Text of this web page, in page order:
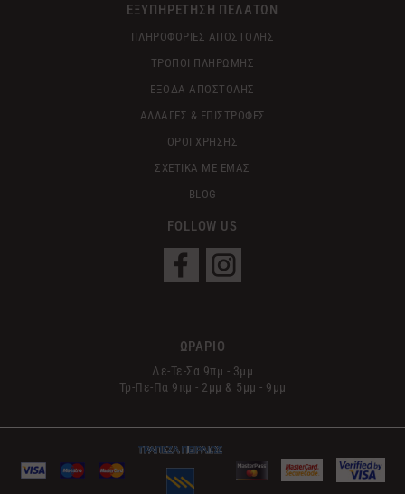
ΕΞΥΠΗΡΕΤΗΣΗ ΠΕΛΑΤΩΝ
ΠΛΗΡΟΦΟΡΙΕΣ ΑΠΟΣΤΟΛΗΣ
ΤΡΟΠΟΙ ΠΛΗΡΩΜΗΣ
ΕΞΟΔΑ ΑΠΟΣΤΟΛΗΣ
ΑΛΛΑΓΕΣ & ΕΠΙΣΤΡΟΦΕΣ
ΟΡΟΙ ΧΡΗΣΗΣ
ΣΧΕΤΙΚΑ ΜΕ ΕΜΑΣ
BLOG
FOLLOW US
ΩΡΑΡΙΟ
Δε-Τε-Σα 9πμ - 3μμ
Τρ-Πε-Πα 9πμ - 2μμ & 5μμ - 9μμ